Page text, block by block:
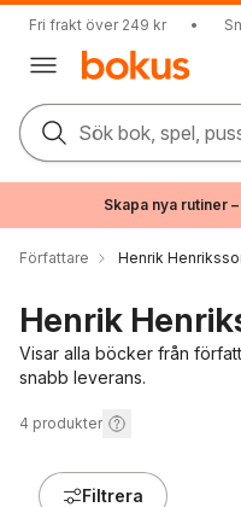
Fri frakt över 249 kr •
Sök bok, spel,
Skapa nya rutiner
Författare Henrik
Henrik
Visar alla böcker från
snabb leverans.
4 produkter
Filtrera